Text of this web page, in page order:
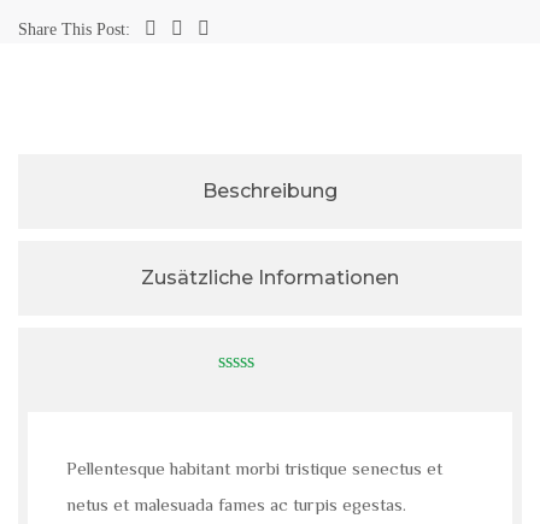
Share This Post:
Beschreibung
Zusätzliche Informationen
Pellentesque habitant morbi tristique senectus et
netus et malesuada fames ac turpis egestas.